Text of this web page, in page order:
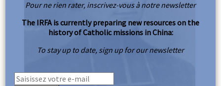
Pour ne rien rater, inscrivez-vous à notre newsletter
The IRFA is currently preparing new resources on the
history of Catholic missions in China:
To stay up to date, sign up for our newsletter